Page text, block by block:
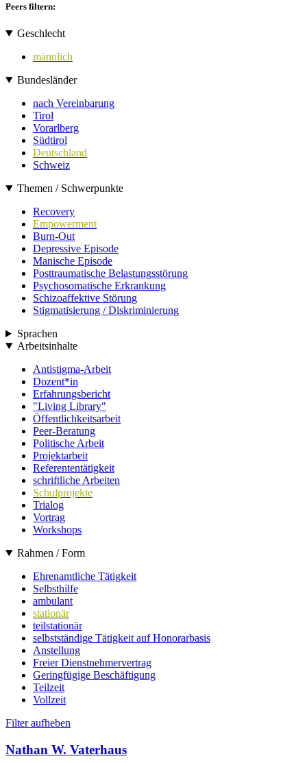
Peers filtern:
Geschlecht
männlich
Bundesländer
nach Vereinbarung
Tirol
Vorarlberg
Südtirol
Deutschland
Schweiz
Themen / Schwerpunkte
Recovery
Empowerment
Burn-Out
Depressive Episode
Manische Episode
Posttraumatische Belastungsstörung
Psychosomatische Erkrankung
Schizoaffektive Störung
Stigmatisierung / Diskriminierung
Sprachen
Arbeitsinhalte
Antistigma-Arbeit
Dozent*in
Erfahrungsbericht
"Living Library"
Öffentlichkeitsarbeit
Peer-Beratung
Politische Arbeit
Projektarbeit
Referententätigkeit
schriftliche Arbeiten
Schulprojekte
Trialog
Vortrag
Workshops
Rahmen / Form
Ehrenamtliche Tätigkeit
Selbsthilfe
ambulant
stationär
teilstationär
selbstständige Tätigkeit auf Honorarbasis
Anstellung
Freier Dienstnehmervertrag
Geringfügige Beschäftigung
Teilzeit
Vollzeit
Filter aufheben
Nathan W. Vaterhaus